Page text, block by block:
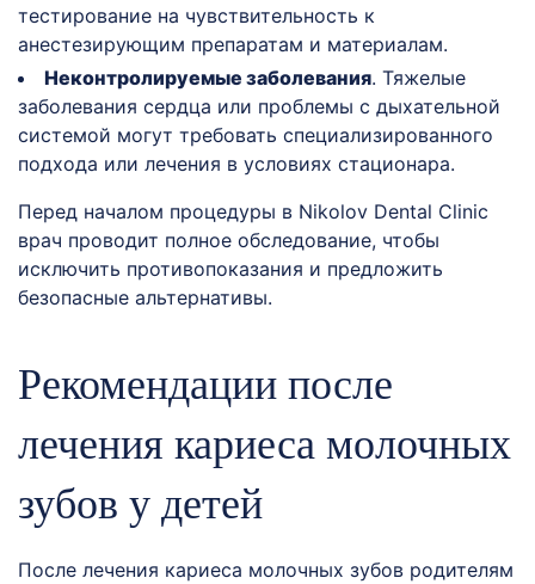
тестирование на чувствительность к
анестезирующим препаратам и материалам.
Неконтролируемые заболевания. Тяжелые
заболевания сердца или проблемы с дыхательной
системой могут требовать специализированного
подхода или лечения в условиях стационара.
Перед началом процедуры в Nikolov Dental Clinic
врач проводит полное обследование, чтобы
исключить противопоказания и предложить
безопасные альтернативы.
Рекомендации после
лечения кариеса молочных
зубов у детей
После лечения кариеса молочных зубов родителям